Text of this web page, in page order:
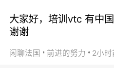
大家好，培训vtc 有中
谢谢
闲聊法国 前进的努力 2小时